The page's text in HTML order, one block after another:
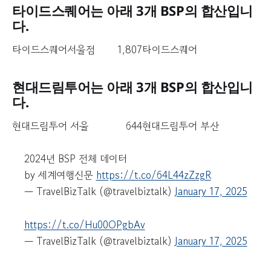
타이드스퀘어는 아래 3개 BSP의 합산입니
다.
타이드스퀘어서울점 1,807타이드스퀘어
현대드림투어는 아래 3개 BSP의 합산입니
다.
현대드림투어 서울 644현대드림투어 부산
2024년 BSP 전체 데이터
by 세계여행신문 https://t.co/64L44zZzgR
— TravelBizTalk (@travelbiztalk) January 17, 2025
https://t.co/Hu00OPgbAv
— TravelBizTalk (@travelbiztalk) January 17, 2025